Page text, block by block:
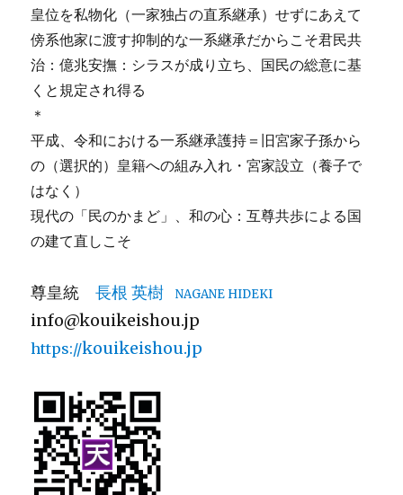
皇位を私物化（一家独占の直系継承）せずにあえて
傍系他家に渡す抑制的な一系継承だからこそ君民共
治：億兆安撫：シラスが成り立ち、国民の総意に基
くと規定され得る
＊
平成、令和における一系継承護持＝旧宮家子孫から
の（選択的）皇籍への組み入れ・宮家設立（養子で
はなく）
現代の「民のかまど」、和の心：互尊共歩による国
の建て直しこそ
尊皇統長根 英樹 NAGANE HIDEKI
info@kouikeishou.jp
https://kouikeishou.jp